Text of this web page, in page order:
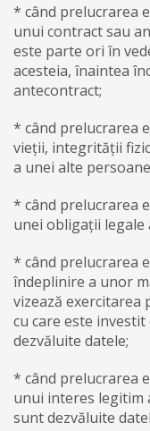
* când prelucrarea
unui contract sau
este parte ori în
acesteia, înaintea
antecontract;
* când prelucrarea
vieții, integrității
a unei alte
* când prelucrarea
unei obligații
* când prelucrarea
îndeplinire a unor
vizează
cu care este
dezvăluite datele;
* când prelucrarea
unui interes legitim
sunt dezvăluite